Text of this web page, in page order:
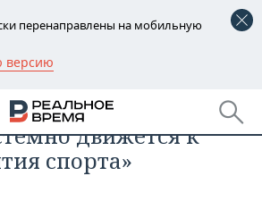
перенаправлены на мобильную
версию
«Татарстан
движется к
спорта»